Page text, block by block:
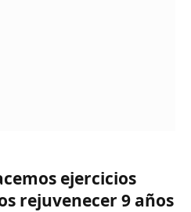
ejercicios
rejuvenecer 9 años